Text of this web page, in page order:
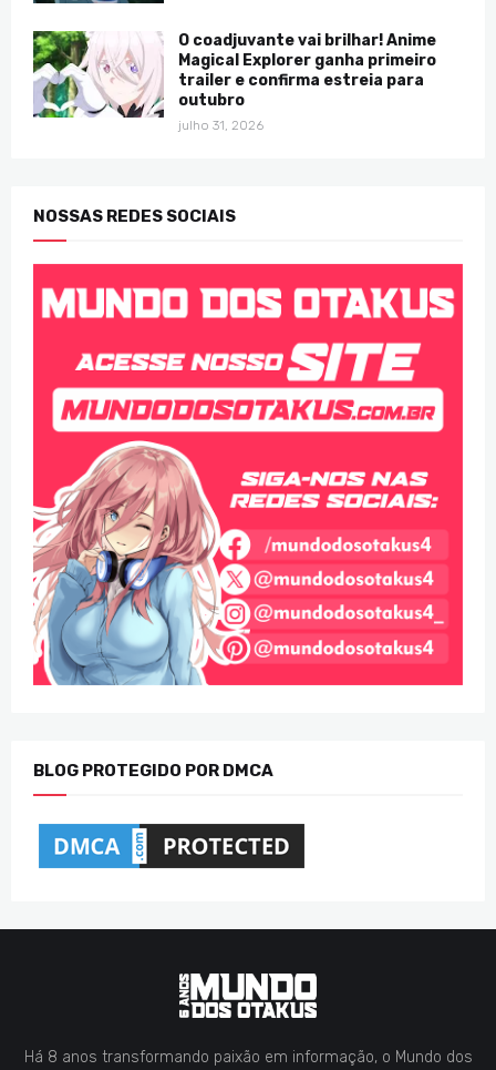
O coadjuvante vai brilhar! Anime
Magical Explorer ganha primeiro
trailer e confirma estreia para
outubro
julho 31, 2026
NOSSAS REDES SOCIAIS
BLOG PROTEGIDO POR DMCA
Há 8 anos transformando paixão em informação, o Mundo dos